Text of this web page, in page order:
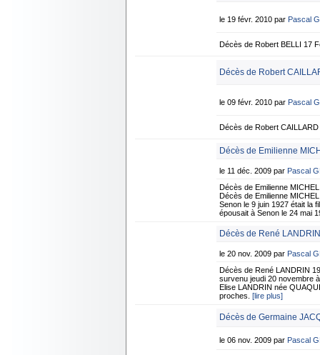
le 19 févr. 2010 par Pascal
Décès de Robert BELLI 17
Décès de Robert
le 09 févr. 2010 par Pascal
Décès de Robert
Décès de Emilienne
le 11 déc. 2009 par Pascal
Décès de Emilienne
Décès de Emilienne
Senon le 9 juin 1927 était la
épousait à Senon le 24 mai
Décès de René
le 20 nov. 2009 par Pascal
Décès de René LANDRIN
survenu jeudi 20 novembre
Elise LANDRIN née
proches. [lire plus]
Décès de Germaine
le 06 nov. 2009 par Pascal